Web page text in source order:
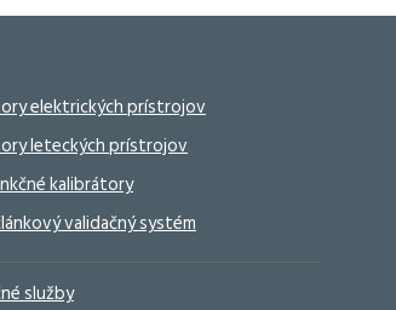
elektrických prístrojov
leteckých prístrojov
kalibrátory
validačný systém
služby